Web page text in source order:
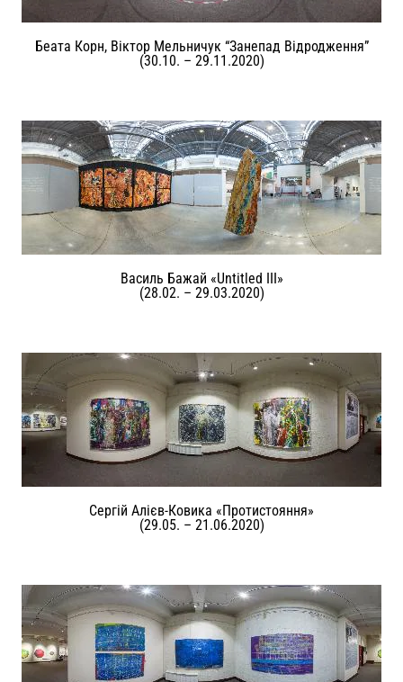
Беата Корн, Віктор Мельничук “Занепад Відродження”
(30.10. – 29.11.2020)
Василь Бажай «Untitled III»
(28.02. – 29.03.2020)
Сергій Алієв-Ковика «Протистояння»
(29.05. – 21.06.2020)